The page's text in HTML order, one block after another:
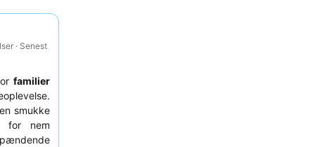
· Senest
familier
smukke
for nem